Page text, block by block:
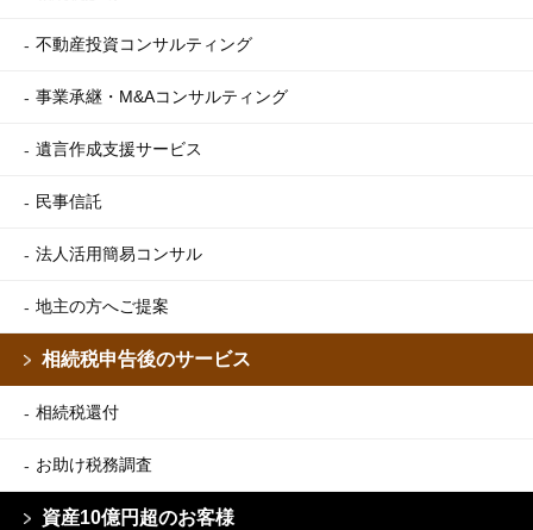
不動産投資コンサルティング
事業承継・M&Aコンサルティング
遺言作成支援サービス
民事信託
法人活用簡易コンサル
地主の方へご提案
相続税申告後のサービス
相続税還付
お助け税務調査
資産10億円超のお客様